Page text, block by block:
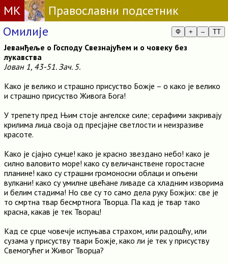
МК
Православни подсетник
Омилије
Ф + – TT
Јеванђеље о Господу Свезнајућем и о човеку без
лукавства
Јован 1, 43-51. Зач. 5.
Како је велико и страшно присуство Божје – о како је велико
и страшно присуство Живога Бога!
У трепету пред Њим стоје ангелске силе; серафими закривају
крилима лица своја од пресјајне светлости и неизразиве
красоте.
Како је сјајно сунце! како је красно звездано небо! како је
силно валовито море! како су величанствене горостасне
планине! како су страшни громоносни облаци и огњени
вулкани! како су умилне цвећане ливаде са хладним изворима
и белим стадима! Но све су то само дела руку Божјих: све је
то смртна твар бесмртнога Творца. Па кад је твар тако
красна, какав је тек Творац!
Кад се срце човечје испуњава страхом, или радошћу, или
сузама у присуству твари Божје, како ли је тек у присуству
Свемогућег и Живог Творца?